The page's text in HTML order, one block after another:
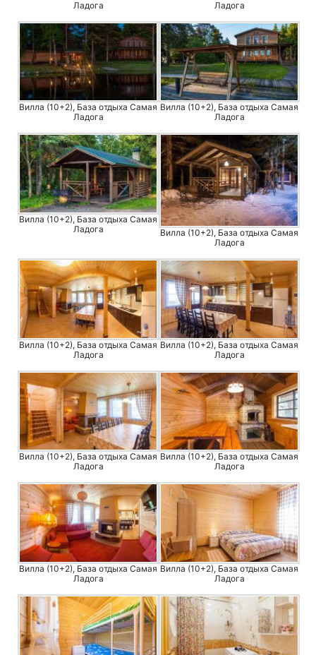
Ладога
Ладога
Вилла (10+2), База отдыха Самая
Ладога
Вилла (10+2), База отдыха Самая
Ладога
Вилла (10+2), База отдыха Самая
Ладога
Вилла (10+2), База отдыха Самая
Ладога
Вилла (10+2), База отдыха Самая
Ладога
Вилла (10+2), База отдыха Самая
Ладога
Вилла (10+2), База отдыха Самая
Ладога
Вилла (10+2), База отдыха Самая
Ладога
Вилла (10+2), База отдыха Самая
Ладога
Вилла (10+2), База отдыха Самая
Ладога